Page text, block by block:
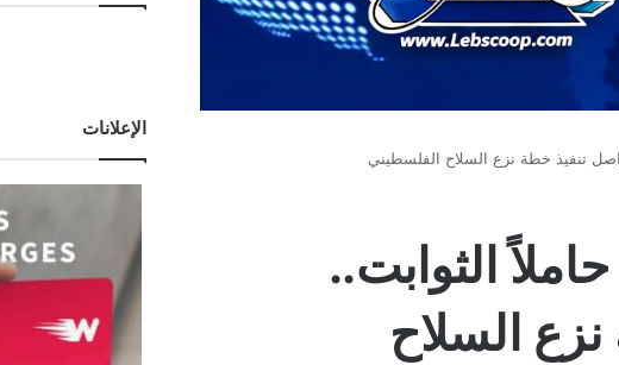
تنفيذ خطة نزع السلاح الفلسطيني
الثوابت..
السلاح
الإعلانات